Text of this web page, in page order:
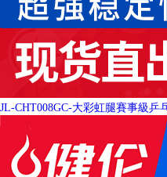
JL-CHT008GC-大彩虹腿賽事級乒